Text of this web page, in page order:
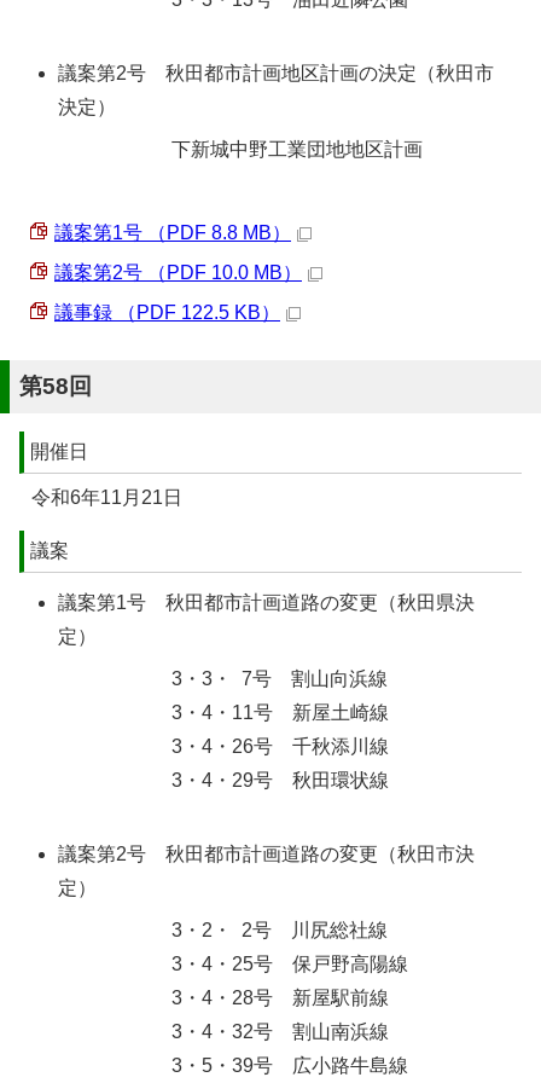
議案第2号 秋田都市計画地区計画の決定（秋田市
決定）
下新城中野工業団地地区計画
議案第1号 （PDF 8.8 MB）
議案第2号 （PDF 10.0 MB）
議事録 （PDF 122.5 KB）
第58回
開催日
令和6年11月21日
議案
議案第1号 秋田都市計画道路の変更（秋田県決
定）
3・3・ 7号 割山向浜線
3・4・11号 新屋土崎線
3・4・26号 千秋添川線
3・4・29号 秋田環状線
議案第2号 秋田都市計画道路の変更（秋田市決
定）
3・2・ 2号 川尻総社線
3・4・25号 保戸野高陽線
3・4・28号 新屋駅前線
3・4・32号 割山南浜線
3・5・39号 広小路牛島線